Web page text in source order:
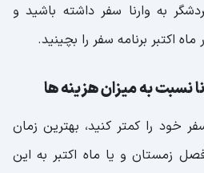
به وارنا سفر داشته باشید و
اکتبر برنامه سفر را بچینید.
نسبت به میزان هزینه ها
خود را کمتر کنید، بهترین زمان
زمستان و یا ماه اکتبر به این